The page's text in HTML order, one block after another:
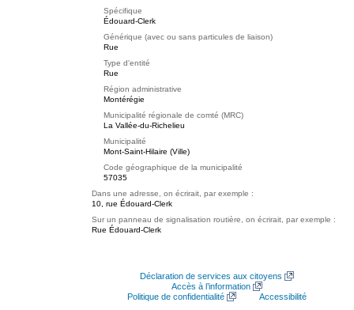
Spécifique
Édouard-Clerk
Générique (avec ou sans particules de liaison)
Rue
Type d'entité
Rue
Région administrative
Montérégie
Municipalité régionale de comté (MRC)
La Vallée-du-Richelieu
Municipalité
Mont-Saint-Hilaire (Ville)
Code géographique de la municipalité
57035
Dans une adresse, on écrirait, par exemple :
10, rue Édouard-Clerk
Sur un panneau de signalisation routière, on écrirait, par exemple :
Rue Édouard-Clerk
Déclaration de services aux citoyens
Accès à l’information
Politique de confidentialité
Accessibilité